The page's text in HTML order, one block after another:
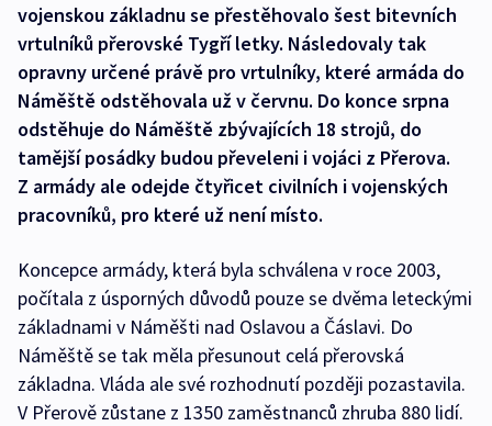
vojenskou základnu se přestěhovalo šest bitevních
vrtulníků přerovské Tygří letky. Následovaly tak
opravny určené právě pro vrtulníky, které armáda do
Náměště odstěhovala už v červnu. Do konce srpna
odstěhuje do Náměště zbývajících 18 strojů, do
tamější posádky budou převeleni i vojáci z Přerova.
Z armády ale odejde čtyřicet civilních i vojenských
pracovníků, pro které už není místo.
Koncepce armády, která byla schválena v roce 2003,
počítala z úsporných důvodů pouze se dvěma leteckými
základnami v Náměšti nad Oslavou a Čáslavi. Do
Náměště se tak měla přesunout celá přerovská
základna. Vláda ale své rozhodnutí později pozastavila.
V Přerově zůstane z 1350 zaměstnanců zhruba 880 lidí.